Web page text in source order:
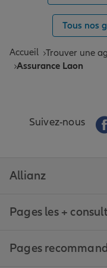
Tous nos
Accueil Trouver une
Assurance Laon
Suivez-nous
Allianz
Pages les +
Pages